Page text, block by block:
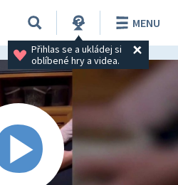
Přihlas se a ukládej si
oblíbené hry a videa.
MENU